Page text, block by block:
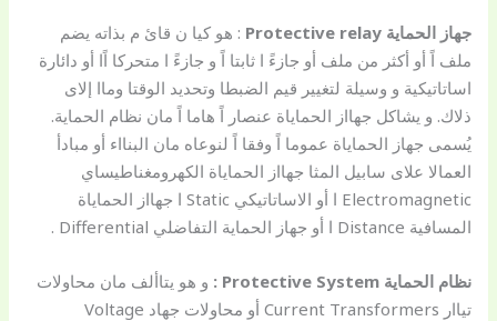
جهاز الحماية Protective relay
: هو كيا ن قائ م بذاته يضم
ملف اً أو أكثر من ملف أو جازءً ا ثابتا اً و جازءً ا متحركا اًا أو دائارة
اساتاتيكية و وسيلة لتغيير قيم الضبطا وتحديد الوقتا وماا إلاى
ذلاك. و يشاكل جهااز الحماياة عنصار اً هاما اً مان نظام الحماية.
يُسمى جهاز الحماياة عموما اً وفقا اً لنوعاه مان البنااء أو مبادأ
العمالا علاى سابيل المثا جهااز الحماياة الكهرومغناطيساي
Electromagnetic ا أو الاساتاتيكي Static ا جهااز الحماياة
المسافية Distance ا أو جهاز الحماية التفاضلي Differential .
نظام الحماية Protective System :
و هو يتاألف مان محاولات
تياار Current Transformers أو محاولات جهاد Voltage